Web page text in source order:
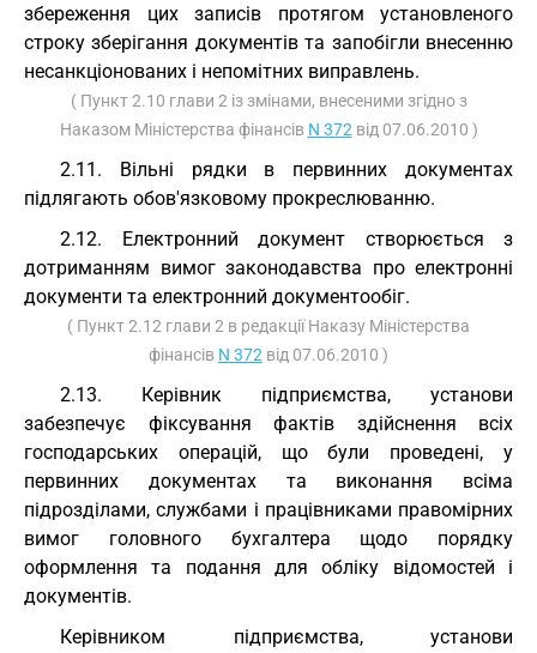
збереження цих записів протягом установленого
строку зберігання документів та запобігли внесенню
несанкціонованих і непомітних виправлень.
( Пункт 2.10 глави 2 із змінами, внесеними згідно з
Наказом Міністерства фінансів N 372 від 07.06.2010 )
2.11. Вільні рядки в первинних документах
підлягають обов'язковому прокреслюванню.
2.12. Електронний документ створюється з
дотриманням вимог законодавства про електронні
документи та електронний документообіг.
( Пункт 2.12 глави 2 в редакції Наказу Міністерства
фінансів N 372 від 07.06.2010 )
2.13. Керівник підприємства, установи
забезпечує фіксування фактів здійснення всіх
господарських операцій, що були проведені, у
первинних документах та виконання всіма
підрозділами, службами і працівниками правомірних
вимог головного бухгалтера щодо порядку
оформлення та подання для обліку відомостей і
документів.
Керівником підприємства, установи